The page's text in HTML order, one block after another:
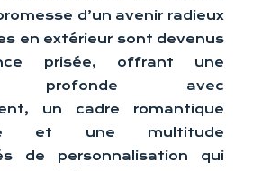
d’un avenir radieux
en extérieur sont devenus
prisée, offrant une
profonde avec
un cadre romantique
et une multitude
de personnalisation qui